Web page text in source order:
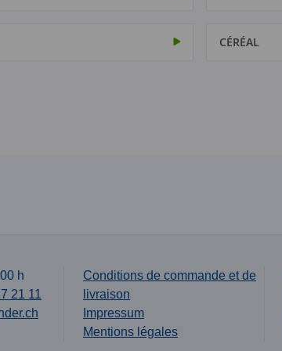
CÉRÉAL
h
21 11
Conditions de commande et de
livraison
Impressum
Mentions légales